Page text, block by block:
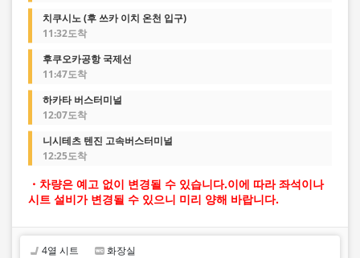
치쿠시노 (후 쓰카 이치 온천 입구)
11:32도착
후쿠오카공항 국제선
11:47도착
하카타 버스터미널
12:07도착
니시테츠 텐진 고속버스터미널
12:25도착
・차량은 예고 없이 변경될 수 있습니다.이에 따라 좌석이나
시트 설비가 변경될 수 있으니 미리 양해 바랍니다.
4열 시트 화장실